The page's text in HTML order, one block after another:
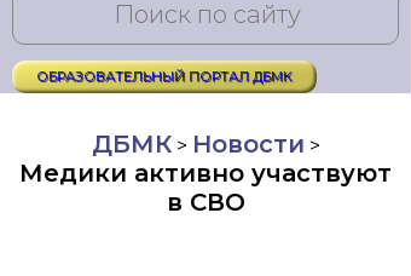
ОБРАЗОВАТЕЛЬНЫЙ ПОРТАЛ ДБМК
ДБМК> Новости >
Медики активно участвуют
в СВО